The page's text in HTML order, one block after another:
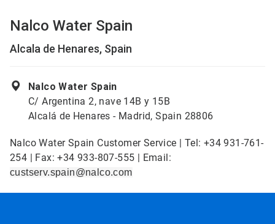
Nalco Water Spain
Alcala de Henares, Spain
Nalco Water Spain
C/ Argentina 2, nave 14B y 15B
Alcalá de Henares - Madrid, Spain 28806
Nalco Water Spain Customer Service | Tel: +34 931-761-
254 | Fax: +34 933-807-555 | Email:
custserv.spain@nalco.com